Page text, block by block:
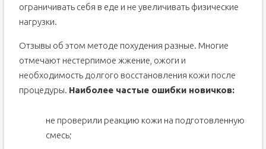
ограничивать себя в еде и не увеличивать физические
нагрузки.
Отзывы об этом методе похудения разные. Многие
отмечают нестерпимое жжение, ожоги и
необходимость долгого восстановления кожи после
процедуры. Наиболее частые ошибки новичков:
не проверили реакцию кожи на подготовленную
смесь;